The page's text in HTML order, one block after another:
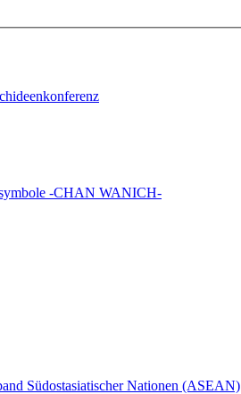
-CHAN WANICH-
Südostasiatischer Nationen (ASEAN)